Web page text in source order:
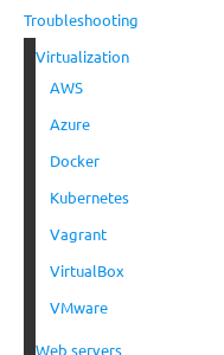
Troubleshooting
Virtualization
AWS
Azure
Docker
Kubernetes
Vagrant
VirtualBox
VMware
Web servers